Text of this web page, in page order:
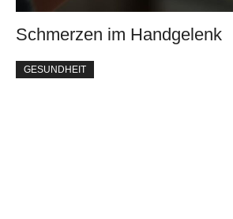
Schmerzen im Handgelenk
GESUNDHEIT